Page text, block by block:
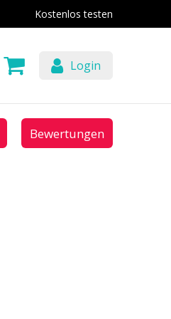
Kostenlos testen
Login
Bewertungen